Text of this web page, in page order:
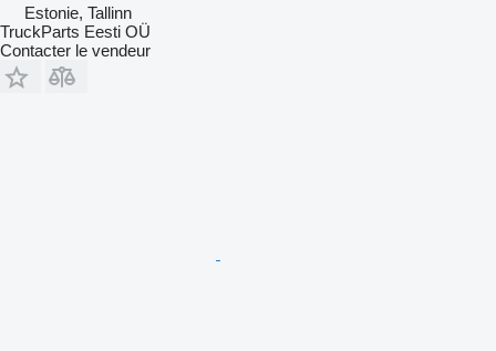
Estonie, Tallinn
TruckParts Eesti OÜ
Contacter le vendeur